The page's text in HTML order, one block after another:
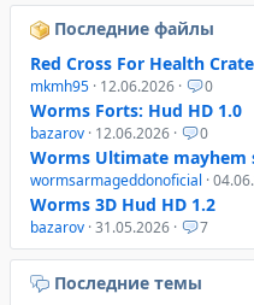
Последние файлы
Red Cross For Health
mkmh95 · 12.06.2026 · 0
Worms Forts: Hud HD 1.0
bazarov · 12.06.2026 · 0
Worms Ultimate mayhem
wormsarmageddonoficial ·
Worms 3D Hud HD 1.2
bazarov · 31.05.2026 · 7
Последние темы